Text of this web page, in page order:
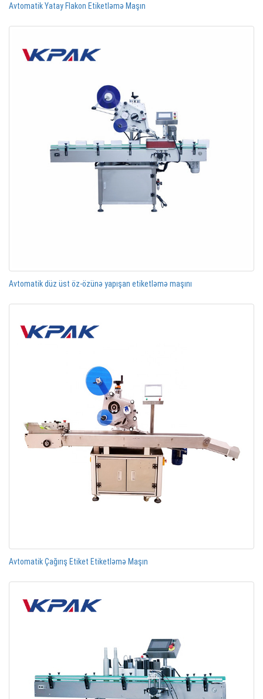
Avtomatik Yatay Flakon Etiketləmə Maşın
Avtomatik düz üst öz-özünə yapışan etiketləmə maşını
Avtomatik Çağırış Etiket Etiketləmə Maşın